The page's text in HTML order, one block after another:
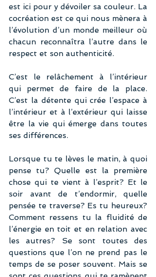
est ici pour y dévoiler sa couleur. La
cocréation est ce qui nous mènera à
l’évolution d’un monde meilleur où
chacun reconnaîtra l’autre dans le
respect et son authenticité.
C’est le relâchement à l’intérieur
qui permet de faire de la place.
C’est la détente qui crée l’espace à
l’intérieur et à l’extérieur qui laisse
être la vie qui émerge dans toutes
ses différences.
Lorsque tu te lèves le matin, à quoi
pense tu? Quelle est la première
chose qui te vient à l’esprit? Et le
soir avant de t’endormir, quelle
pensée te traverse? Es tu heureux?
Comment ressens tu la fluidité de
l’énergie en toit et en relation avec
les autres? Se sont toutes des
questions que l’on ne prend pas le
temps de se poser souvent. Mais se